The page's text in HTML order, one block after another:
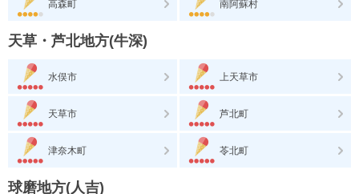
高森町 南阿蘇村
天草・芦北地方(牛深)
水俣市 上天草市
天草市 芦北町
津奈木町 苓北町
球磨地方(人吉)